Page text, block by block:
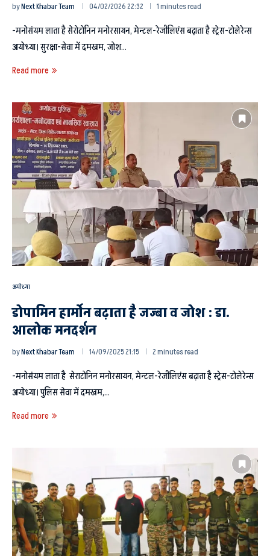
byNext Khabar Team 04/02/2026 22:32 1 minutes read
-मनोसंयम लाता है सेरोटोनिन मनोरसायन, मेन्टल-रेजीलिएंस बढ़ाता है स्ट्रेस-टोलेरेन्स
अयोध्या। सुरक्षा-सेवा में दमखम, जोश…
Read more
अयोध्या
डोपामिन हार्मोन बढ़ाता है जज्बा व जोश : डा.
आलोक मनदर्शन
byNext Khabar Team 14/09/2025 21:15 2 minutes read
-मनोसंयम लाता है सेराटोनिन मनोरसायन, मेन्टल-रेजीलिएंस बढ़ाता है स्ट्रेस-टोलेरेन्स
अयोध्या। पुलिस सेवा में दमखम,…
Read more